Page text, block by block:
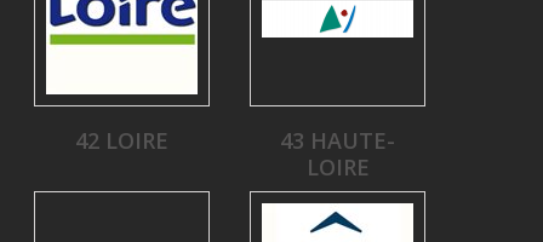
42 LOIRE
43 HAUTE-
LOIRE